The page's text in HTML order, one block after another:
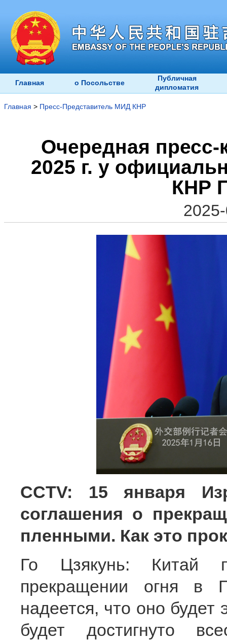
Главная о Посольстве
Публичная
дипломатия
Главная > Пресс-Представитель МИД КНР
Очередная
2025 г. у
КНР
CCTV: 15 января
соглашения о
пленными. Как это
Го Цзякунь: Китай
прекращении огня в
надеется, что оно
будет достигнуто